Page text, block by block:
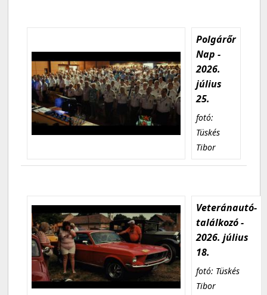
Polgárőr
Nap -
2026.
július
25.
fotó:
Tüskés
Tibor
Veteránautó-
találkozó -
2026. július
18.
fotó: Tüskés
Tibor